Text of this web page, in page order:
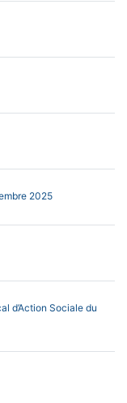
2025
d’Action Sociale du